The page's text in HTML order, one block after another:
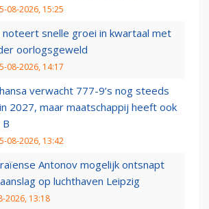
08-2026, 15:25
noteert snelle groei in kwartaal met
oorlogsgeweld
08-2026, 14:17
verwacht 777-9’s nog steeds
2027, maar maatschappij heeft ook
B
08-2026, 13:42
Antonov mogelijk ontsnapt
op luchthaven Leipzig
2026, 13:18